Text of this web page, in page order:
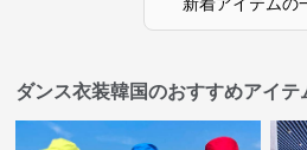
ダンス衣装韓国のおすすめアイテ